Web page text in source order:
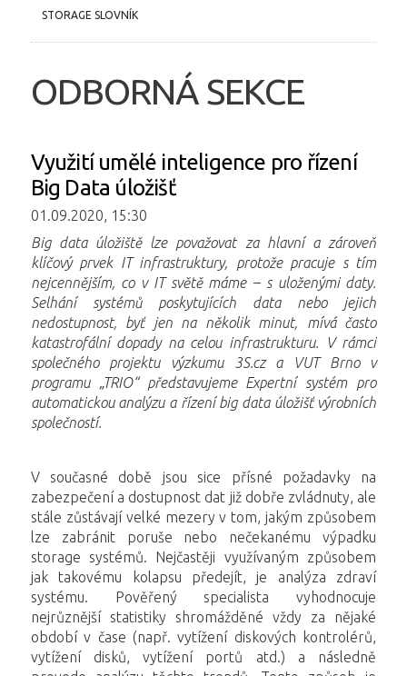
STORAGE SLOVNÍK
ODBORNÁ SEKCE
Využití umělé inteligence pro řízení
Big Data úložišť
01.09.2020, 15:30
Big data úložiště lze považovat za hlavní a zároveň
klíčový prvek IT infrastruktury, protože pracuje s tím
nejcennějším, co v IT světě máme – s uloženými daty.
Selhání systémů poskytujících data nebo jejich
nedostupnost, byť jen na několik minut, mívá často
katastrofální dopady na celou infrastrukturu. V rámci
společného projektu výzkumu 3S.cz a VUT Brno v
programu „TRIO“ představujeme Expertní systém pro
automatickou analýzu a řízení big data úložišť výrobních
společností.
V současné době jsou sice přísné požadavky na
zabezpečení a dostupnost dat již dobře zvládnuty, ale
stále zůstávají velké mezery v tom, jakým způsobem
lze zabránit poruše nebo nečekanému výpadku
storage systémů. Nejčastěji využívaným způsobem
jak takovému kolapsu předejít, je analýza zdraví
systému. Pověřený specialista vyhodnocuje
nejrůznější statistiky shromážděné vždy za nějaké
období v čase (např. vytížení diskových kontrolérů,
vytížení disků, vytížení portů atd.) a následně